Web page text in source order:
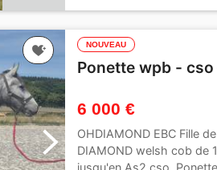
NOUVEAU
Ponette wpb -
6 000 €
OHDIAMOND EBC Fille
DIAMOND welsh cob de